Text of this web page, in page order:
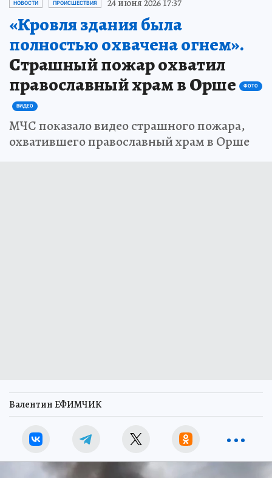
НОВОСТИ ПРОИСШЕСТВИЯ 24 июня 2026 17:37
«Кровля здания была
полностью охвачена огнем».
Страшный пожар охватил
православный храм в Орше
ФОТО
ВИДЕО
МЧС показало видео страшного пожара,
охватившего православный храм в Орше
Валентин ЕФИМЧИК